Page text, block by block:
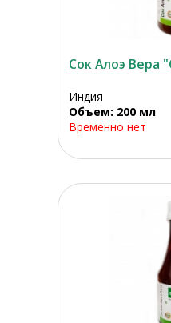
Сок Алоэ Вера
Индия
Объем: 200 мл
Временно нет